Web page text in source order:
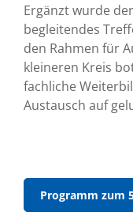
Ergänzt wurde
begleitendes
den Rahmen für
kleineren Kreis
fachliche
Austausch auf
Programm zum